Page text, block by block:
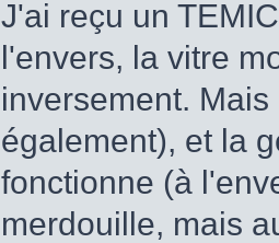
J'ai reçu un
l'envers, la vitre
inversement.
également), et la
fonctionne (à
merdouille, mais